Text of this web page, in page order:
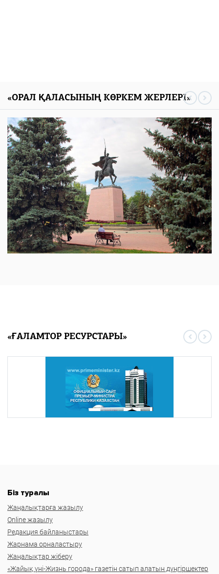
«ОРАЛ ҚАЛАСЫНЫҢ КӨРКЕМ ЖЕРЛЕРІ»
«ҒАЛАМТОР РЕСУРСТАРЫ»
Біз туралы
Жаңалықтарға жазылу
Online жазылу
Редакция байланыстары
Жарнама орналастыру
Жаңалықтар жіберу
«Жайық үні-Жизнь города» газетін сатып алатын дүңгіршектер